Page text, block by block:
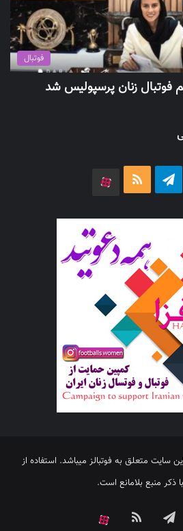
فوتبال
فوتبال زنان پرسپولیس شد
تلگرام خوراک
سایت متعلق به فوتبالز میباشد. استفاده از
ذکر منبع بلامانع است.
تلگرام خوراک